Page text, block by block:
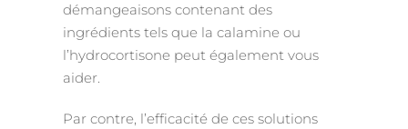
démangeaisons contenant des
ingrédients tels que la calamine ou
l’hydrocortisone peut également vous
aider.
Par contre, l’efficacité de ces solutions